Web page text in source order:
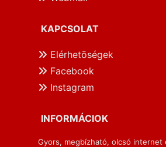
KAPCSOLAT
Elérhetōségek
Facebook
Instagram
INFORMÁCIOK
Gyors, megbízható, olcsó internet